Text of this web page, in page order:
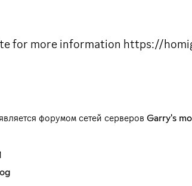
for more information https://
форумом сетей серверов Garry's